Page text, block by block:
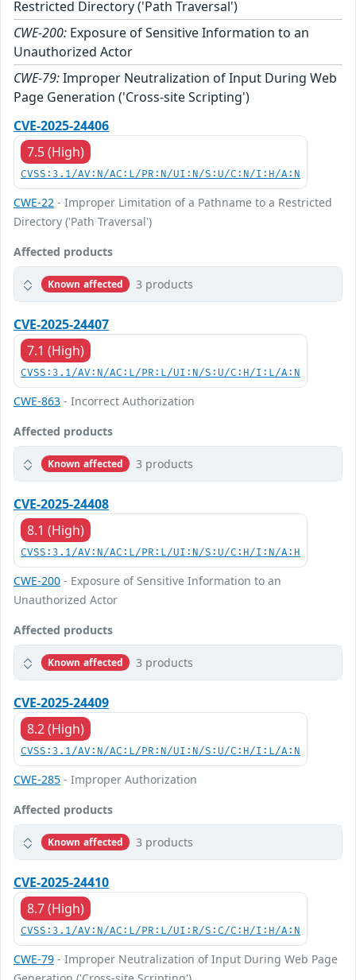
Restricted Directory ('Path Traversal')
CWE-200: Exposure of Sensitive Information to an
Unauthorized Actor
CWE-79:Improper Neutralization of Input During Web
Page Generation ('Cross-site Scripting')
CVE-2025-24406
7.5 (High)
CVSS:3.1/AV:N/AC:L/PR:N/UI:N/S:U/C:N/I:H/A:N
CWE-22 - Improper Limitation of a Pathname to a Restricted
Directory ('Path Traversal')
Affected products
Known affected 3 products
CVE-2025-24407
7.1 (High)
CVSS:3.1/AV:N/AC:L/PR:L/UI:N/S:U/C:H/I:L/A:N
CWE-863 - Incorrect Authorization
Affected products
Known affected 3 products
CVE-2025-24408
8.1 (High)
CVSS:3.1/AV:N/AC:L/PR:L/UI:N/S:U/C:H/I:N/A:H
CWE-200 - Exposure of Sensitive Information to an
Unauthorized Actor
Affected products
Known affected 3 products
CVE-2025-24409
8.2 (High)
CVSS:3.1/AV:N/AC:L/PR:N/UI:N/S:U/C:H/I:L/A:N
CWE-285 - Improper Authorization
Affected products
Known affected 3 products
CVE-2025-24410
8.7 (High)
CVSS:3.1/AV:N/AC:L/PR:L/UI:R/S:C/C:H/I:H/A:N
CWE-79 - Improper Neutralization of Input During Web Page